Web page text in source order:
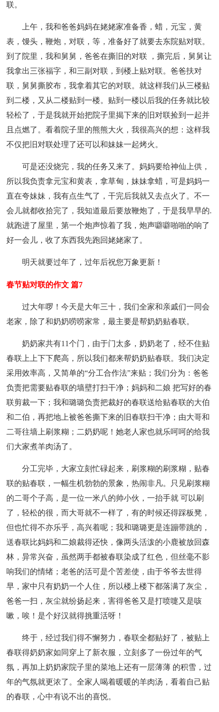
联。
上午，我和爸爸妈妈在姥姥家准备香，蜡，元宝，黄
表，馒头，鞭炮，对联，等，准备好了就要去东院贴对联。
到了院里，我和舅舅，爸爸在撕旧的对联 ，撕完后，舅舅让
我拿出三张福字，和三副对联，到楼上贴对联。爸爸扶对
联，舅舅撕胶布，我拿着其它的对联。就这样我们从三楼贴
到二楼，又从二楼贴到一楼。贴到一楼以后我的任务就比较
轻松了，于是我就开始把院子里揭下来的旧对联捡到一起并
且点燃了。看着院子里的熊熊大火，我很高兴的想：这样我
不仅把旧对联处理了还可以和妹妹一起烤火。
可是还没烧完，我的任务又来了。妈妈要给神仙上供，
所以我负责拿元宝和黄表，拿草甸，妹妹拿蜡，可是妈妈一
直在夸妹妹，我有点生气了，干完后我就又去点火了。不一
会儿就都收拾完了，我知道最后要放鞭炮了，于是我早早的.
就跑进了屋里，第一个炮声惊着了我，炮声噼噼啪啪的响了
好一会儿，收了东西我先跑回姥姥家了。
明天就要过年了，过年后祝您万象更新！
春节贴对联的作文 篇7
过大年啰！今天是大年三十，我们全家和亲戚们一同会
老家，除了和奶奶唠唠家常，最主要是帮奶奶贴春联。
奶奶家共有11个门，由于门太多，奶奶老了，经不住贴
春联上上下下爬高，所以我们都来帮奶奶贴春联。我们决定
采用效率高，又简单的“分工合作法”来贴；我们分为：爸爸
负责把需要贴春联的墙壁打扫干净；妈妈和二娘 把写好的春
联剪裁一下；我和璐璐负责把裁好的春联送给贴春联的大伯
和二伯，再把地上被爸爸撕下来的旧春联扫干净；由大哥和
二哥往墙上刷浆糊；二奶奶呢！她老人家也就乐呵呵的给我
们大家煮羊肉汤了。
分工完毕，大家立刻忙碌起来，刷浆糊的刷浆糊，贴春
联的贴春联，一幅生机勃勃的景象，热闹非凡。只见刷浆糊
的二哥个子高，是一位一米八的帅小伙，一抬手就 可以刷
了，轻松的很，而大哥就不一样了，有的时候还得踩板凳，
但也忙得不亦乐乎，高兴着呢；我和璐璐更是连蹦带跳的，
送春联比妈妈和二娘裁得还快，像两头活泼的小鹿被放回森
林，异常兴奋，虽然两手都被春联染成了红色，但丝毫不影
响我们的情绪；老爸的活可是个苦差使，由于爷爷去世得
早，家中只有奶奶一个人住，所以楼上楼下都落满了灰尘，
爸爸一扫，灰尘就纷扬起来，害得爸爸又是打喷嚏又是咳
嗽，唉！是个好汉就得挑重活呀！
终于，经过我们得不懈努力，春联全都贴好了，被贴上
春联得奶奶家如同穿上了新衣服，立刻多了一份过年的气
氛，再加上奶奶家院子里的菜地上还有一层薄薄 的积雪，过
年的气氛就更浓了。全家人喝着暖暖的羊肉汤，看着自己贴
的春联，心中有说不出的喜悦。